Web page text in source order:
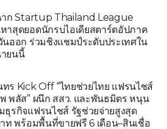
าก Startup Thailand League
าสุดยอดนักรบไอเดียสตาร์ตอัปภาค
นออก ร่วมชิงแชมป์ระดับประเทศใน
ยนนี้
ร Kick Off “ไทยช่วยไทย แฟรนไชส์
พลัส” ผนึก สสว. และพันธมิตร หนุน
ธุรกิจแฟรนไชส์ รัฐช่วยจ่ายสูงสุด
ท พร้อมพื้นที่ขายฟรี 6 เดือน–สินเชื่อ